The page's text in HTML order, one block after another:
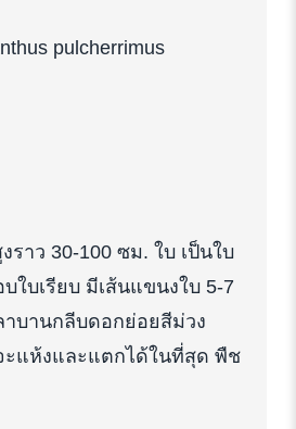
pulcherrimus
ราว 30-100 ซม. ใบ เป็นใบ
ใบเรียบ มีเส้นแขนงใบ 5-7
บานกลีบดอกย่อยสีม่วง
ะแห้งและแตกได้ในที่สุด พืช